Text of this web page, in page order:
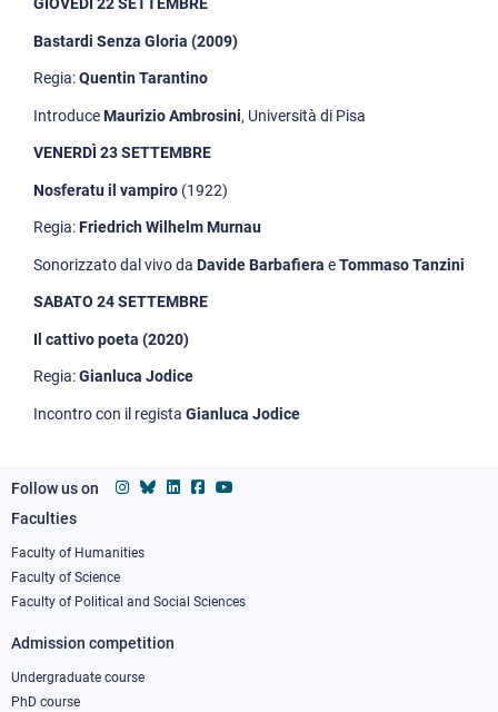
Bastardi Senza Gloria (2009)
Regia:Quentin Tarantino
IntroduceMaurizio Ambrosini, Università di Pisa
VENERDÌ 23 SETTEMBRE
Nosferatu il vampiro (1922)
Regia:Friedrich Wilhelm Murnau
Sonorizzato dal vivo da Davide Barbafiera eTommaso Tanzini
SABATO 24 SETTEMBRE
Il cattivo poeta (2020)
Regia:Gianluca Jodice
Incontro con il regista Gianluca Jodice
Follow us on
Footer
column
1
Faculties
Faculty of Humanities
Faculty of Science
Faculty of Political and Social Sciences
Admission competition
Undergraduate course
PhD course